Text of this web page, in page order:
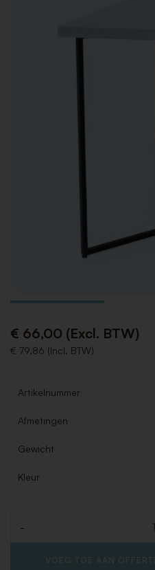
€ 66,00 (Excl. BTW)
€ 79,86 (Incl. BTW)
Artikelnummer
Afmetingen
Gewicht
Kleur
-
VOEG TOE AAN